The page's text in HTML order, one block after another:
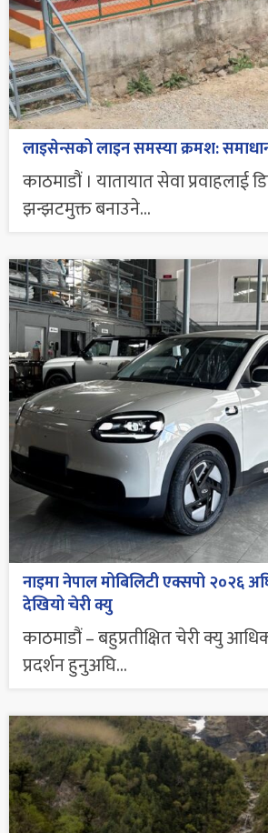
लाइसेन्सको लाइन समस्या क्रमश:
काठमाडौं । यातायात सेवा प्रवाहलाई
झन्झटमुक्त बनाउने...
नाइमा नेपाल मोबिलिटी एक्सपो २०२६
देखियो चेरी क्यु
काठमाडौं – बहुप्रतीक्षित चेरी क्यु
प्रदर्शन हुनुअघि...